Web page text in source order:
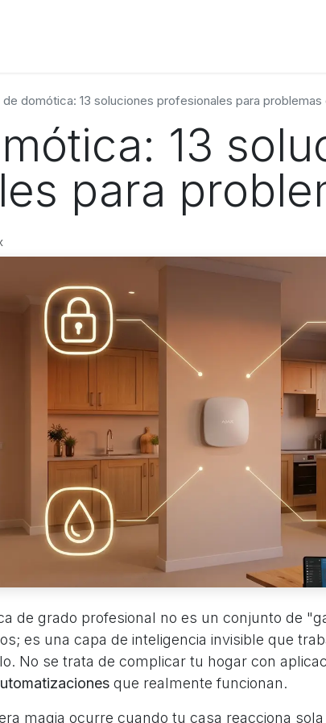
de domótica: 13 soluciones profesionales para
13
para
de grado profesional no es un conjunto de
es una capa de inteligencia invisible que
No se trata de complicar tu hogar con
que realmente funcionan.
magia ocurre cuando tu casa reacciona